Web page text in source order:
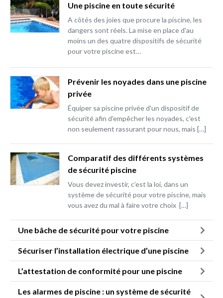
Une piscine en toute sécurité
A côtés des joies que procure la piscine, les
dangers sont réels. La mise en place d'au
moins un des quatre dispositifs de sécurité
pour votre piscine est…
Prévenir les noyades dans une piscine
privée
Équiper sa piscine privée d'un dispositif de
sécurité afin d'empêcher les noyades, c'est
non seulement rassurant pour nous, mais […]
Comparatif des différents systèmes
de sécurité piscine
Vous devez investir, c’est la loi, dans un
système de sécurité pour votre piscine, mais
vous avez du mal à faire votre choix […]
Une bâche de sécurité pour votre piscine
Sécuriser l’installation électrique d’une piscine
L’attestation de conformité pour une piscine
Les alarmes de piscine : un système de sécurité